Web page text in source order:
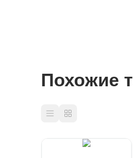
Похожие